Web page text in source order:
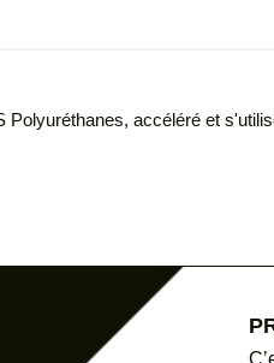
accéléré et